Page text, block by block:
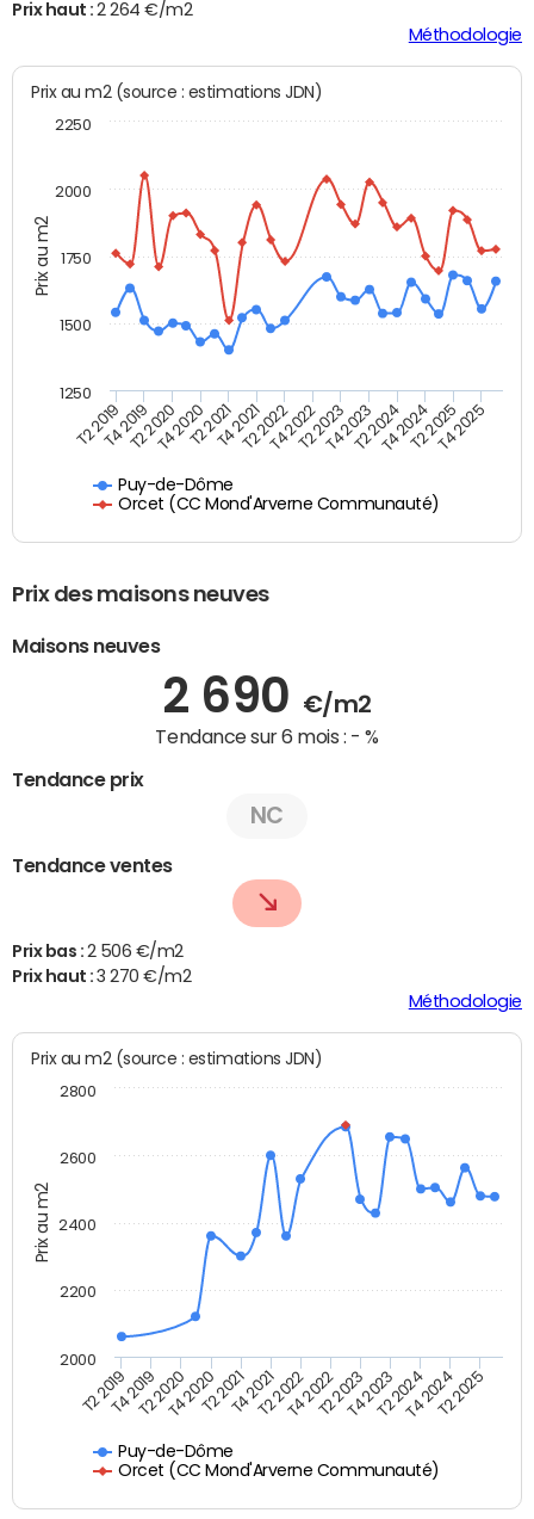
Prix haut :2 264 €/m2
Méthodologie
Prix au m2
Prix au m2 (source : estimations JDN)
Puy-de-Dôme
Orcet (CC Mond'Arverne Communauté)
T2 2019T4 2019T2 2020T4 2020T2 2021T4 2021T2 2022T4 2022T2 2023T4 2023T2 2024T4 2024T2 2025T4 2025
2000
1250
1500
1750
2250
Prix des maisons neuves
Maisons neuves
2 690 €/m2
Tendance sur 6 mois : - %
Tendance prix
NC
Tendance ventes
Prix bas : 2 506 €/m2
Prix haut :3 270 €/m2
Méthodologie
Prix au m2
Prix au m2 (source : estimations JDN)
Puy-de-Dôme
Orcet (CC Mond'Arverne Communauté)
T2 2019T4 2019T2 2020T4 2020T2 2021T4 2021T2 2022T4 2022T2 2023T4 2023T2 2024T4 2024T2 2025
2000
2200
2400
2600
2800